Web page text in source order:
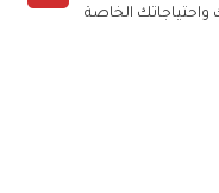
واحتياجاتك الخاصة